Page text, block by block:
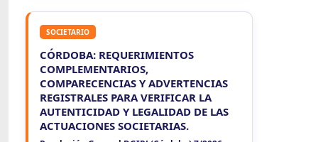
SOCIETARIO
CÓRDOBA: REQUERIMIENTOS
COMPLEMENTARIOS,
COMPARECENCIAS Y ADVERTENCIAS
REGISTRALES PARA VERIFICAR LA
AUTENTICIDAD Y LEGALIDAD DE LAS
ACTUACIONES SOCIETARIAS.